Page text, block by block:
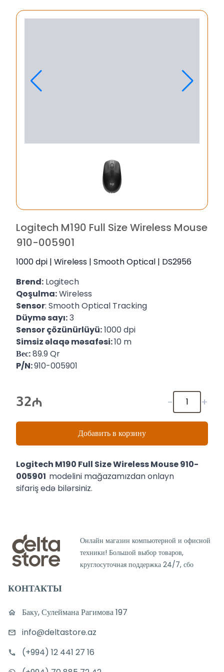
Logitech M190 Full Size Wireless Mouse
910-005901
1000 dpi | Wireless | Smooth Optical | DS2956
Brend: Logitech
Qoşulma:Wireless
Sensor: Smooth Optical Tracking
Düymə sayı:3
Sensor çözünürlüyü:1000 dpi
Simsiz əlaqə məsafəsi:10 m
Вес:89.9 Qr
P/N:910-005901
32 - +
Добавить в корзину
Logitech M190 Full Size Wireless Mouse 910-
005901 modelini mağazamızdan onlayn
sifariş edə bilərsiniz.
Онлайн магазин компьютерной и офисной
техники! Большой выбор товаров,
круглосуточная поддержка 24/7, сбо
КОНТАКТЫ
Баку, Сулеймана Рагимова 197
info@deltastore.az
(+994) 12 441 27 16